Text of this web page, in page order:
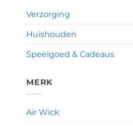
Verzorging
Huishouden
Speelgoed & Cadeaus
MERK
Air Wick